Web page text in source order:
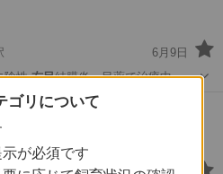
6月9日
陰性右目結膜炎 目薬で治療中 →綺
猫 キジトラ
爛漫な子猫女の子です👧
ゴリについて
が必須です